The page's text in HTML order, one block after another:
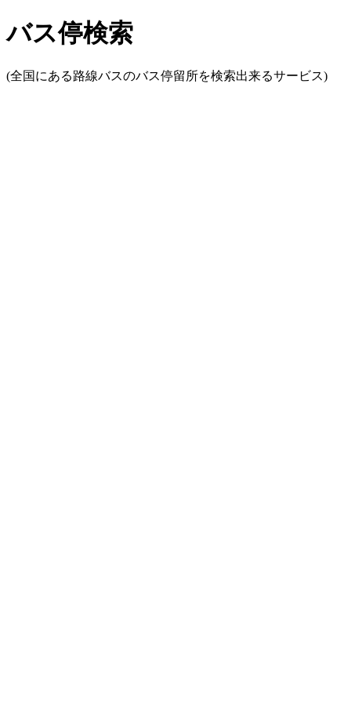
バス停検索
(全国にある路線バスのバス停留所を検索出来るサービス)